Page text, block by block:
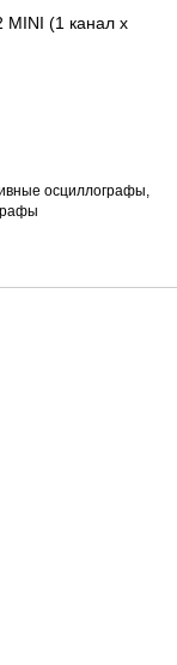
MINI (1 канал х
осциллографы,